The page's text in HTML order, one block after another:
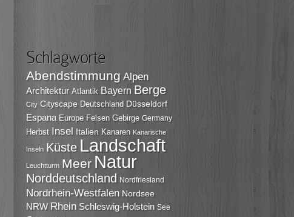
Schlagworte
Abendstimmung Alpen
Architektur Atlantik Bayern Berge
City Cityscape Deutschland Düsseldorf
Espana Europe Felsen Gebirge Germany
Herbst Insel Italien Kanaren Kanarische
Inseln Küste Landschaft
Leuchtturm Meer Natur
Norddeutschland Nordfriesland
Nordrhein-Westfalen Nordsee
NRW Rhein Schleswig-Holstein See